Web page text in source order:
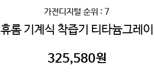
가전디지털 순위 : 7
휴롬 기계식 착즙기 티타늄그레이
325,580원